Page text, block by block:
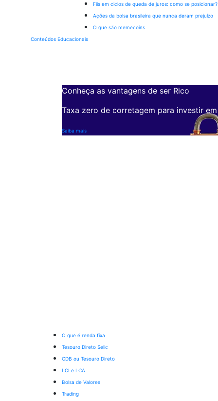
Fiis em ciclos de queda de juros: como se posicionar?
Ações da bolsa brasileira que nunca deram prejuízo
O que são memecoins
Conteúdos Educacionais
Conheça as vantagens de ser Rico
Taxa zero de corretagem para investir
Saiba mais
O que é renda fixa
Tesouro Direto Selic
CDB ou Tesouro Direto
LCI e LCA
Bolsa de Valores
Trading